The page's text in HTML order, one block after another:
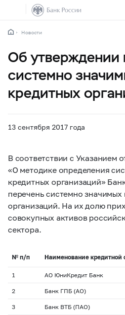
Новости
Об утверждении
системно
кредитных
13 сентября 2017 года
В соответствии с Указанием
«О методике определения
кредитных организаций»
перечень системно значимых
организаций. На их долю
совокупных активов
сектора.
№ п/п Наименование кредитной
1 АО ЮниКредит Банк
2 Банк ГПБ (АО)
3 Банк ВТБ (ПАО)